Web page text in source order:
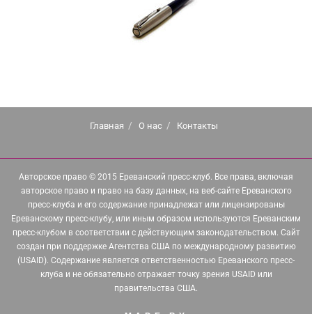
Главная О нас Контакты
Авторское право © 2015 Ереванский пресс-клуб. Все права, включая
авторское право и право на базу данных, на веб-сайте Ереванского
пресс-клуба и его содержание принадлежат или лицензированы
Ереванскому пресс-клубу, или иным образом используются Ереванским
пресс-клубом в соответствии с действующим законодательством. Сайт
создан при поддержке Агентства США по международному развитию
(USAID). Содержание является ответственностью Ереванского пресс-
клуба и не обязательно отражает точку зрения USAID или
правительства США.